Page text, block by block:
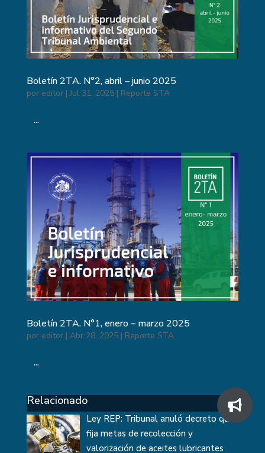
Boletín 2TA. N°2, abril – junio 2025
por editor|Jul 31, 2025| Reporte STA
...
Boletín 2TA. N°1, enero – marzo 2025
por editor| Abr 28, 2025| Reporte STA
...
Relacionado
Ley REP: Tribunal anuló decreto que
fija metas de recolección y
valorización de aceites lubricantes